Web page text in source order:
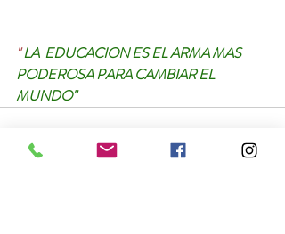
" LA  EDUCACION ES EL ARMA MAS
PODEROSA PARA CAMBIAR EL
MUNDO"